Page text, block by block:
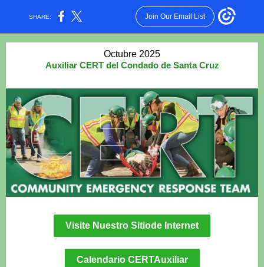
SHARE: Join Our Email List
Octubre 2025
Auxiliar CERT del Condado de Santa Cruz
Visite Nuestro Sitiode Internet
Calendario CERTAuxiliar